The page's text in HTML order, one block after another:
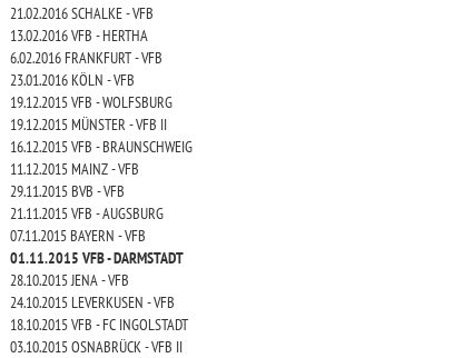
21.02.2016 SCHALKE - VFB
13.02.2016 VFB - HERTHA
6.02.2016 FRANKFURT - VFB
23.01.2016 KÖLN - VFB
19.12.2015 VFB - WOLFSBURG
19.12.2015 MÜNSTER - VFB II
16.12.2015 VFB - BRAUNSCHWEIG
11.12.2015 MAINZ - VFB
29.11.2015 BVB - VFB
21.11.2015 VFB - AUGSBURG
07.11.2015 BAYERN - VFB
01.11.2015 VFB - DARMSTADT
28.10.2015 JENA - VFB
24.10.2015 LEVERKUSEN - VFB
18.10.2015 VFB - FC INGOLSTADT
03.10.2015 OSNABRÜCK - VFB II